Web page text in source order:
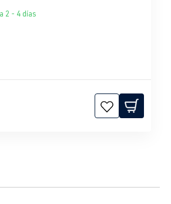
2 - 4 días